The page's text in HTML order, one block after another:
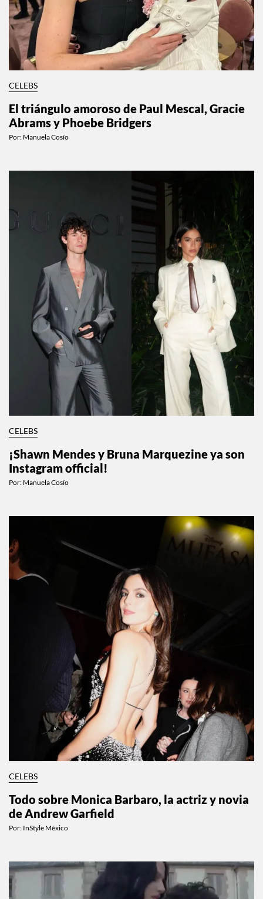
CELEBS
El triángulo amoroso de Paul Mescal, Gracie
Abrams y Phoebe Bridgers
Por: Manuela Cosío
CELEBS
¡Shawn Mendes y Bruna Marquezine ya son
Instagram official!
Por: Manuela Cosío
CELEBS
Todo sobre Monica Barbaro, la actriz y novia
de Andrew Garfield
Por: InStyle México